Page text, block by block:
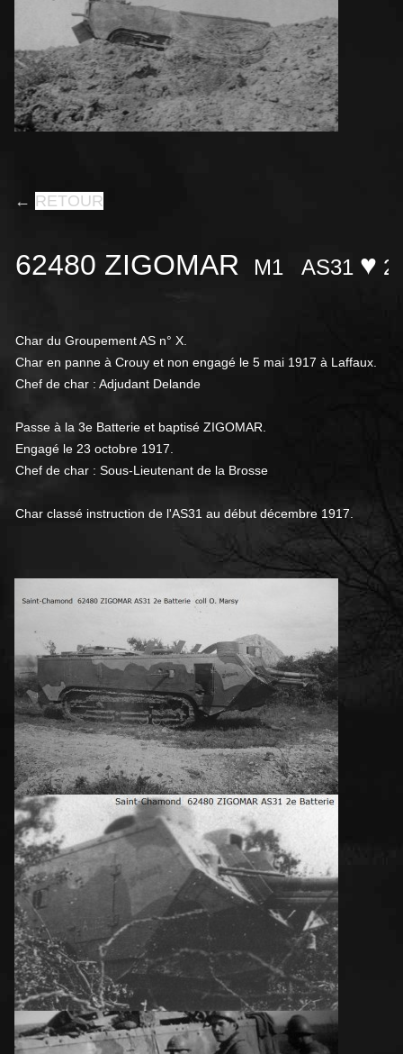
← RETOUR
62480 ZIGOMAR M1 AS31 ♥ 2
Char du Groupement AS n° X.
Char en panne à Crouy et non engagé le 5 mai 1917 à Laffaux.
Chef de char : Adjudant Delande
Passe à la 3e Batterie et baptisé ZIGOMAR.
Engagé le 23 octobre 1917.
Chef de char : Sous-Lieutenant de la Brosse
Char classé instruction de l'AS31 au début décembre 1917.